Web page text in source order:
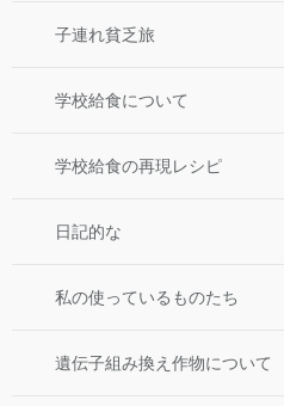
子連れ貧乏旅
学校給食について
学校給食の再現レシピ
日記的な
私の使っているものたち
遺伝子組み換え作物について